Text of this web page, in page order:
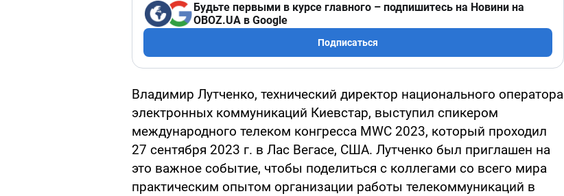
Будьте первыми в курсе главного – подпишитесь на Новини на
OBOZ.UA в Google
Подписаться
Владимир Лутченко, технический директор национального оператора
электронных коммуникаций Киевстар, выступил спикером
международного телеком конгресса MWC 2023, который проходил
27 сентября 2023 г. в Лас Вегасе, США. Лутченко был приглашен на
это важное событие, чтобы поделиться с коллегами со всего мира
практическим опытом организации работы телекоммуникаций в